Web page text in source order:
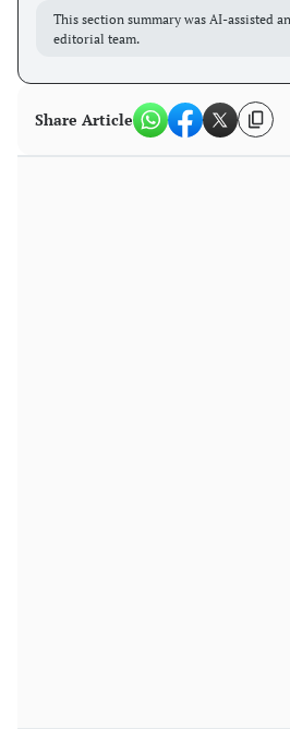
This section summary was AI-assisted
editorial team.
Share Article